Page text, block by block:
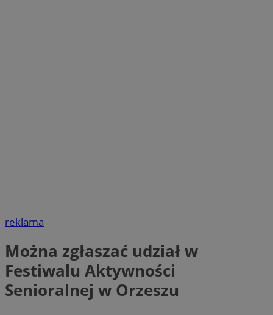
reklama
Można zgłaszać udział w
Festiwalu Aktywności
Senioralnej w Orzeszu